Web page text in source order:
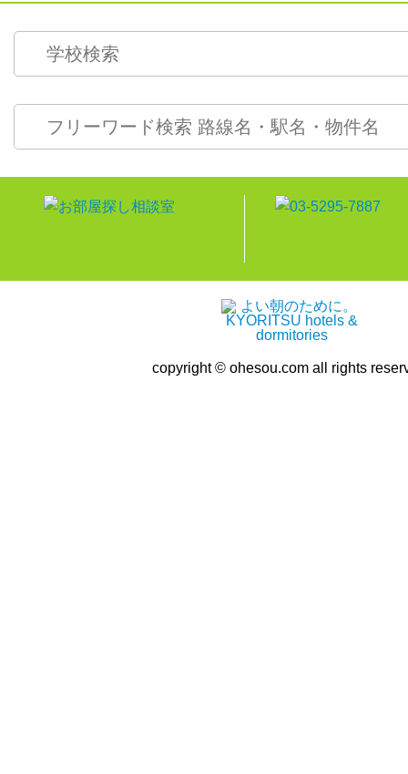
copyright © ohesou.com all rights